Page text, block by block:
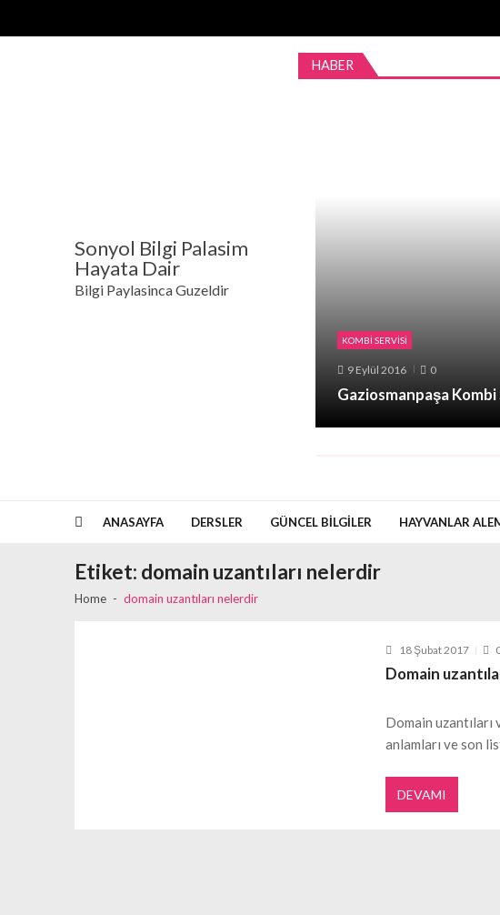
navigation
content
Sonyol Bilgi Palasim
Hayata Dair
Bilgi Paylasinca Guzeldir
HABER
KOMBI SERVISI
9 Eylül 2016 0
Gaziosmanpaşa
ANASAYFA DERSLER GÜNCEL BILGILER HAYVANLAR
Etiket: domain uzantıları nelerdir
Home domain uzantıları nelerdir
18 Şubat 2017
Domain
Domain uzantıları
anlamları ve son
DEVAMI